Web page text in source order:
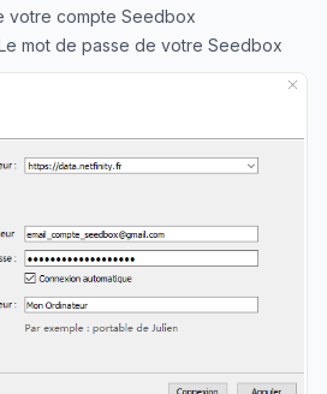
votre compte Seedbox
mot de passe de votre Seedbox